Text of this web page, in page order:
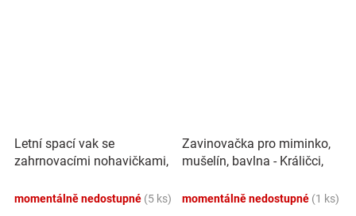
Letní spací vak se
zahrnovacími nohavičkami,
potiskem, M
momentálně nedostupné (5 ks)
Zavinovačka pro miminko,
mušelín, bavlna - Králičci,
momentálně nedostupné (1 ks)